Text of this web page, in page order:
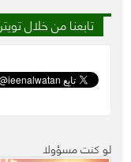
تابعنا من خلال تويتر
لو كنت مسؤولا